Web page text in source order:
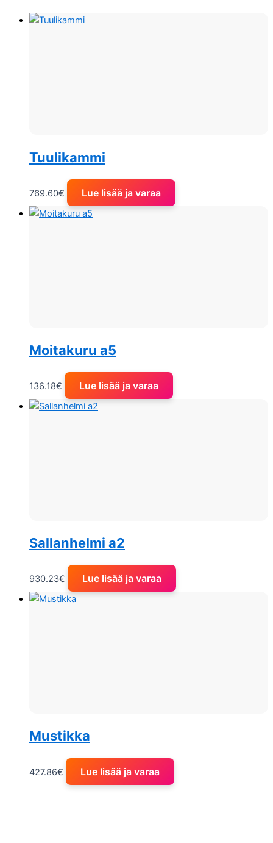
Tuulikammi
769.60€ Lue lisää ja varaa
Moitakuru a5
136.18€ Lue lisää ja varaa
Sallanhelmi a2
930.23€ Lue lisää ja varaa
Mustikka
427.86€ Lue lisää ja varaa